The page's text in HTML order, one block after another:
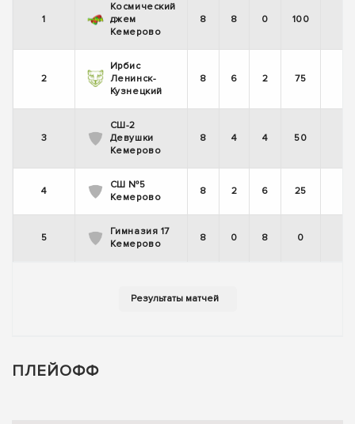
1
Космический
джем
Кемерово
8 8 0 100
2
Ирбис
Ленинск-
Кузнецкий
8 6 2 75
3
СШ-2
Девушки
Кемерово
8 4 4 50
4
СШ №5
Кемерово
8 2 6 25
5
Гимназия 17
Кемерово
8 0 8 0
ПЛЕЙОФФ